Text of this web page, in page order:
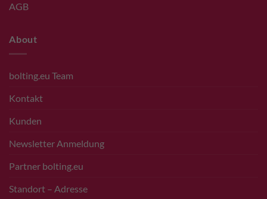
AGB
About
bolting.eu Team
Kontakt
Kunden
Newsletter Anmeldung
Partner bolting.eu
Standort – Adresse